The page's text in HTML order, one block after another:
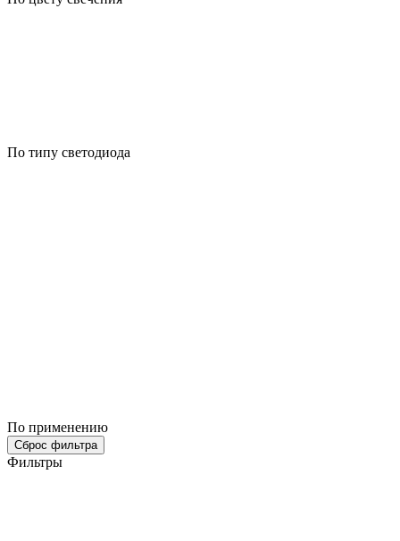
По типу светодиода
По применению
Сброс фильтра
Фильтры